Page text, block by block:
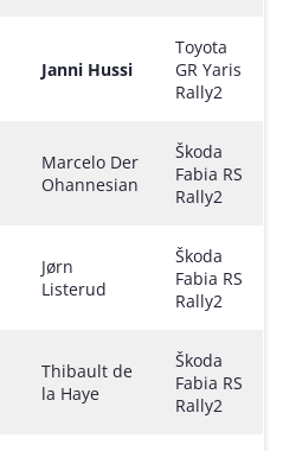
Janni Hussi
Toyota
GR Yaris
Rally2
Marcelo Der
Ohannesian
Škoda
Fabia RS
Rally2
Jørn
Listerud
Škoda
Fabia RS
Rally2
Thibault de
la Haye
Škoda
Fabia RS
Rally2